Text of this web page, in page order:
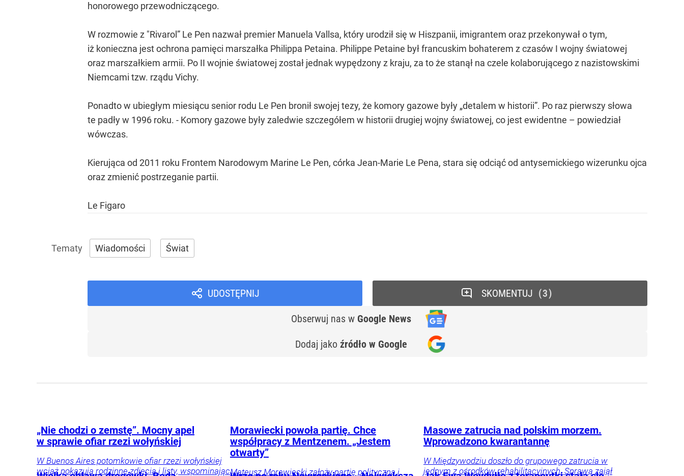
honorowego przewodniczącego.
W rozmowie z "Rivarol” Le Pen nazwał premier Manuela Vallsa, który urodził się w Hiszpanii, imigrantem oraz przekonywał o tym,
iż konieczna jest ochrona pamięci marszałka Philippa Petaina. Philippe Petaine był francuskim bohaterem z czasów I wojny światowej
oraz marszałkiem armii. Po II wojnie światowej został jednak wypędzony z kraju, za to że stanął na czele kolaborującego z nazistowskimi
Niemcami tzw. rządu Vichy.
Ponadto w ubiegłym miesiącu senior rodu Le Pen bronił swojej tezy, że komory gazowe były „detalem w historii”. Po raz pierwszy słowa
te padły w 1996 roku. - Komory gazowe były zaledwie szczegółem w historii drugiej wojny światowej, co jest ewidentne – powiedział
wówczas.
Kierująca od 2011 roku Frontem Narodowym Marine Le Pen, córka Jean-Marie Le Pena, stara się odciąć od antysemickiego wizerunku ojca
oraz zmienić postrzeganie partii.
Le Figaro
Wiadomości Świat
UDOSTĘPNIJ
Obserwuj nas w Google News
Dodaj jako źródło w Google
SKOMENTUJ 3
„Nie chodzi o zemstę”. Mocny apel
w sprawie ofiar rzezi wołyńskiej
W Buenos Aires potomkowie ofiar rzezi wołyńskiej
wciąż pokazują rodzinne zdjęcia i listy, wspominając
Morawiecki powoła partię. Chce
współpracy z Mentzenem. „Jestem
otwarty”
Mateusz Morawiecki założy partię polityczną i
Masowe zatrucia nad polskim morzem.
Wprowadzono kwarantannę
W Międzywodziu doszło do grupowego zatrucia w
jednym z ośrodków rehabilitacyjnych. Sprawą zajął